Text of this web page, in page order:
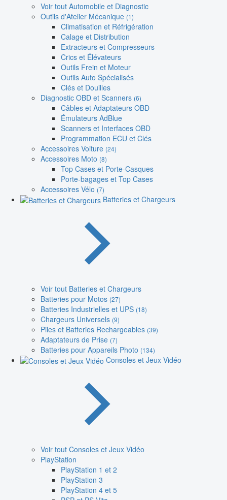
Voir tout Automobile et Diagnostic
Outils d'Atelier Mécanique (1)
Climatisation et Réfrigération
Calage et Distribution
Extracteurs et Compresseurs
Crics et Élévateurs
Outils Frein et Moteur
Outils Auto Spécialisés
Clés et Douilles
Diagnostic OBD et Scanners (6)
Câbles et Adaptateurs OBD
Émulateurs AdBlue
Scanners et Interfaces OBD
Programmation ECU et Clés
Accessoires Voiture (24)
Accessoires Moto (8)
Top Cases et Porte-Casques
Porte-bagages et Top Cases
Accessoires Vélo (7)
Batteries et Chargeurs
Voir tout Batteries et Chargeurs
Batteries pour Motos (27)
Batteries Industrielles et UPS (18)
Chargeurs Universels (9)
Piles et Batteries Rechargeables (39)
Adaptateurs de Prise (7)
Batteries pour Appareils Photo (134)
Consoles et Jeux Vidéo
Voir tout Consoles et Jeux Vidéo
PlayStation
PlayStation 1 et 2
PlayStation 3
PlayStation 4 et 5